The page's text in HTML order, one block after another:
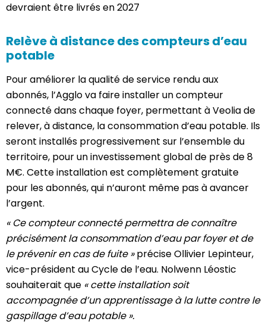
devraient être livrés en 2027
Relève à distance des compteurs d’eau
potable
Pour améliorer la qualité de service rendu aux
abonnés, l’Agglo va faire installer un compteur
connecté dans chaque foyer, permettant à Veolia de
relever, à distance, la consommation d’eau potable. Ils
seront installés progressivement sur l’ensemble du
territoire, pour un investissement global de près de 8
M€. Cette installation est complètement gratuite
pour les abonnés, qui n’auront même pas à avancer
l’argent.
« Ce compteur connecté permettra de connaître
précisément la consommation d’eau par foyer et de
le prévenir en cas de fuite »précise Ollivier Lepinteur,
vice-président au Cycle de l’eau. Nolwenn Léostic
souhaiterait que « cette installation soit
accompagnée d’un apprentissage à la lutte contre le
gaspillage d’eau potable ».